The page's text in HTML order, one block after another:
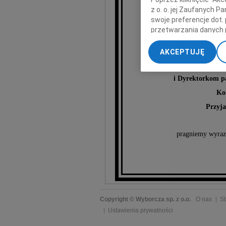
Rodzinie,
i Dyrektorkom
pragniemy
Copyright © Wyborcza sp. z o.o. O nas
Ustawienia prywatności
z o. o. jej Zaufanych
swoje preferencje dot.
przetwarzania danych
„Ustawienia
My, nasi Zaufani
dokładnych danych
Przechowywanie
treści, badnie
AKCEPTUJĘ